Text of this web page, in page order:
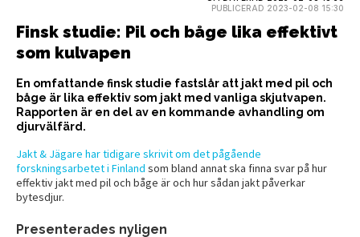
PUBLICERAD 2023-02-08 15:30
Finsk studie: Pil och båge lika effektivt
som kulvapen
En omfattande finsk studie fastslår att jakt med pil och
båge är lika effektiv som jakt med vanliga skjutvapen.
Rapporten är en del av en kommande avhandling om
djurvälfärd.
Jakt & Jägare har tidigare skrivit om det pågående
forskningsarbetet i Finland som bland annat ska finna svar på hur
effektiv jakt med pil och båge är och hur sådan jakt påverkar
bytesdjur.
Presenterades nyligen